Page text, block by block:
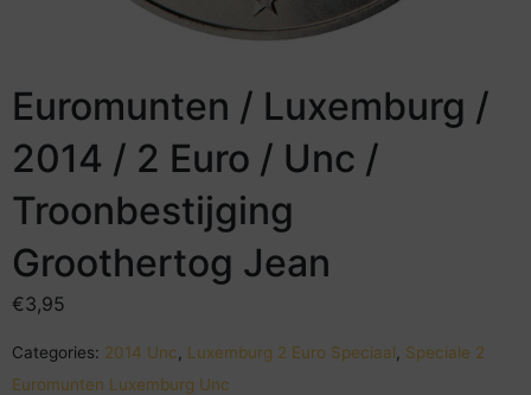
Euromunten / Luxemburg /
2014 / 2 Euro / Unc /
Troonbestijging
Groothertog Jean
€3,95
Categories: 2014 Unc Luxemburg 2 Euro Speciaal
Speciale 2
Euromunten Luxemburg Unc